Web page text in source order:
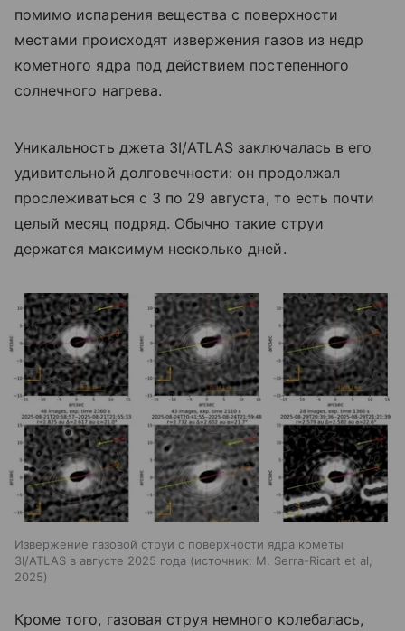
помимо испарения вещества с поверхности
местами происходят извержения газов из недр
кометного ядра под действием постепенного
солнечного нагрева.
Уникальность джета 3I/ATLAS заключалась в его
удивительной долговечности: он продолжал
прослеживаться с 3 по 29 августа, то есть почти
целый месяц подряд. Обычно такие струи
держатся максимум несколько дней.
Извержение газовой струи с поверхности ядра кометы
3I/ATLAS в августе 2025 года
источник: M. Serra-Ricart et al,
2025
Кроме того, газовая струя немного колебалась,